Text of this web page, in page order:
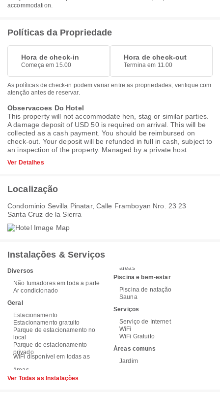
accommodation.
Políticas da Propriedade
Hora de check-in
Começa em 15.00
Hora de check-out
Termina em 11.00
As políticas de check-in podem variar entre as propriedades; verifique com
atenção antes de reservar.
Observacoes Do Hotel
This property will not accommodate hen, stag or similar parties.
A damage deposit of USD 50 is required on arrival. This will be
collected as a cash payment. You should be reimbursed on
check-out. Your deposit will be refunded in full in cash, subject to
an inspection of the property. Managed by a private host
Ver Detalhes
Localização
Condominio Sevilla Pinatar, Calle Framboyan Nro. 23 23
Santa Cruz de la Sierra
Instalações & Serviços
Diversos
Não fumadores em toda a parte
Ar condicionado
Geral
Estacionamento
Estacionamento gratuito
Parque de estacionamento no
local
Parque de estacionamento
privado
WiFi disponível em todas as
áreas
Piscina e bem-estar
Piscina de natação
Sauna
Serviços
Serviço de Internet
WiFi
WiFi Gratuito
Áreas comuns
Jardim
Ver Todas as Instalações